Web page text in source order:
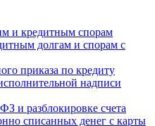
и кредитным спорам
долгам и спорам с
приказа по кредиту
надписи
и разблокировке счета
списанных денег с карты